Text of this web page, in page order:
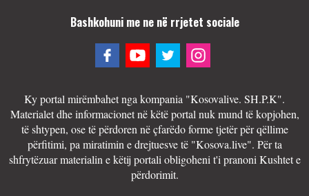
Bashkohuni me ne në rrjetet sociale
Ky portal mirëmbahet nga kompania "Kosovalive. SH.P.K".
Materialet dhe informacionet në këtë portal nuk mund të kopjohen,
të shtypen, ose të përdoren në çfarëdo forme tjetër për qëllime
përfitimi, pa miratimin e drejtuesve të "Kosova.live". Për ta
shfrytëzuar materialin e këtij portali obligoheni t'i pranoni Kushtet e
përdorimit.